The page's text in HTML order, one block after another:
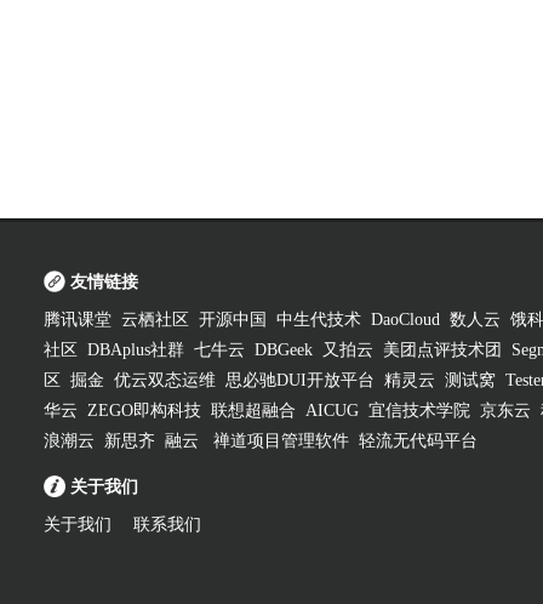
友情链接
腾讯课堂 云栖社区 开源中国 中生代技术 DaoCloud 数人云 饿
社区
DBAplus社群 七牛云 DBGeek 又拍云 美团点评技术团
区
掘金 优云双态运维 思必驰DUI开放平台 精灵云 测试窝
华云 ZEGO即构科技 联想超融合 AICUG 宜信技术学院 京东云
浪潮云
新思齐 融云 禅道项目管理软件 轻流无代码平台
关于我们
关于我们 联系我们